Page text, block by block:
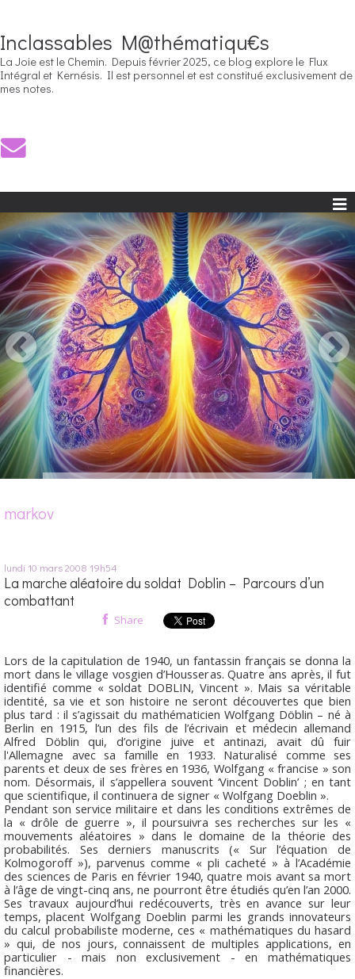
Inclassables M@thématiqu€s
La Joie est le Chemin. Depuis février 2025, ce blog explore le Flux
Intégral et Kernésis. Il est personnel et est constitué exclusivement de
mes notes.
markov
lundi 10 mars 2008 19h54
La marche aléatoire du soldat Doblin – Parcours d’un
combattant
Share
Lors de la capitulation de 1940, un fantassin français se donna la
mort dans le village vosgien d’Housseras. Quatre ans après, il fut
identifié comme « soldat DOBLIN, Vincent ». Mais sa véritable
identité, sa vie et son histoire ne seront découvertes que bien
plus tard : il s’agissait du mathématicien Wolfgang Döblin – né à
Berlin en 1915, l’un des fils de l’écrivain et médecin allemand
Alfred Döblin qui, d’origine juive et antinazi, avait dû fuir
l'Allemagne avec sa famille en 1933. Naturalisé comme ses
parents et deux de ses frères en 1936, Wolfgang « francise » son
nom. Désormais, il s’appellera souvent ‘Vincent Doblin’ ; en tant
que scientifique, il continuera de signer « Wolfgang Doeblin ».
Pendant son service militaire et dans les conditions extrêmes de
la « drôle de guerre », il poursuivra ses recherches sur les «
mouvements aléatoires » dans le domaine de la théorie des
probabilités. Ses derniers manuscrits (« Sur l’équation de
Kolmogoroff »), parvenus comme « pli cacheté » à l’Académie
des sciences de Paris en février 1940, quatre mois avant sa mort
à l’âge de vingt-cinq ans, ne pourront être étudiés qu’en l’an 2000.
Ses travaux aujourd’hui redécouverts, très en avance sur leur
temps, placent Wolfgang Doeblin parmi les grands innovateurs
du calcul probabiliste moderne, ces « mathématiques du hasard
» qui, de nos jours, connaissent de multiples applications, en
particulier - mais non exclusivement - en mathématiques
financières.